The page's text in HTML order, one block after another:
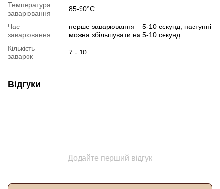
Температура
заварювання
85-90°C
Час
заварювання
перше заварювання – 5-10 секунд, наступні
можна збільшувати на 5-10 секунд
Кількість
заварок
7 - 10
Відгуки
Додайте перший відгук